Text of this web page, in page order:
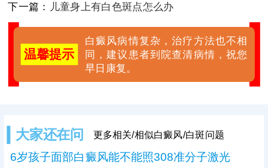
下一篇： 儿童身上有白色斑点怎么办
温馨提示
白癜风病情复杂，治疗方法也不相
同，建议患者到院查清病情，祝您
早日康复。
大家还在问 更多相关/相似白癜风/白斑问题
6岁孩子面部白癜风能不能照308准分子激光